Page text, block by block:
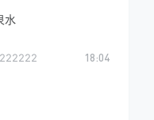
水
18:04